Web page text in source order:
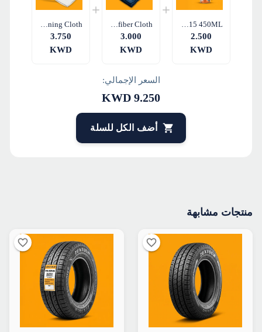
2.500
KWD
3.000
KWD
3.750
KWD
السعر الإجمالي:
9.250
أضف الكل للسلة
منتجات مشابهة